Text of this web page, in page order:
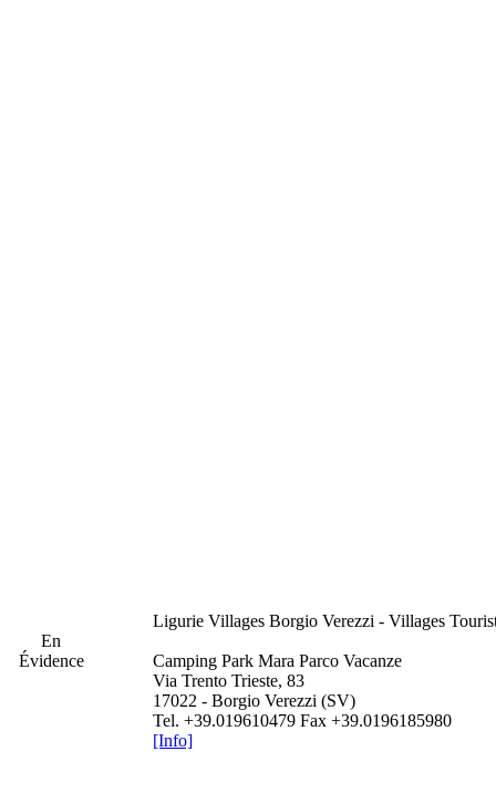
En
Évidence
Ligurie Villages Borgio Verezzi - Villages
Camping Park Mara Parco Vacanze
Via Trento Trieste, 83
17022 - Borgio Verezzi (SV)
Tel. +39.019610479 Fax +39.0196185980
[Info]